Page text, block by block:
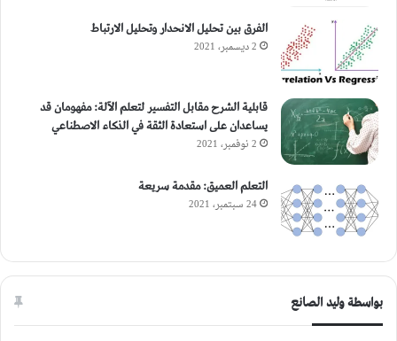
الفرق بين تحليل الانحدار وتحليل الارتباط
2 ديسمبر، 2021
قابلية الشرح مقابل التفسير لتعلم الآلة: مفهومان قد
يساعدان على استعادة الثقة في الذكاء الاصطناعي
2 نوفمبر، 2021
التعلم العميق: مقدمة سريعة
24 سبتمبر، 2021
بواسطة وليد الصانع